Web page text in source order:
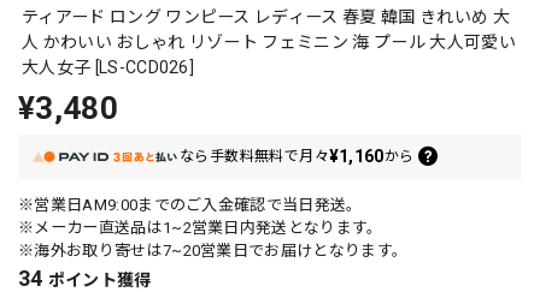
ティアード ロング ワンピース レディース 春夏 韓国 きれいめ 大
人 かわいい おしゃれ リゾート フェミニン 海 プール 大人可愛い
大人女子 [LS-CCD026]
¥3,480
なら 手数料無料で月々¥1,160から
※営業日AM9:00までのご入金確認で当日発送。
※メーカー直送品は1~2営業日内発送となります。
※海外お取り寄せは7~20営業日でお届けとなります。
34 ポイント獲得